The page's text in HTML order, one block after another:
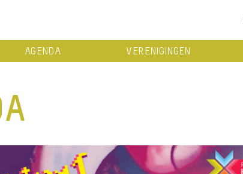
AGENDA VERENIGINGEN